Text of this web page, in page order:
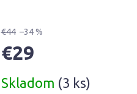
€44 –34 %
€29
cena:
Skladom (3 ks)